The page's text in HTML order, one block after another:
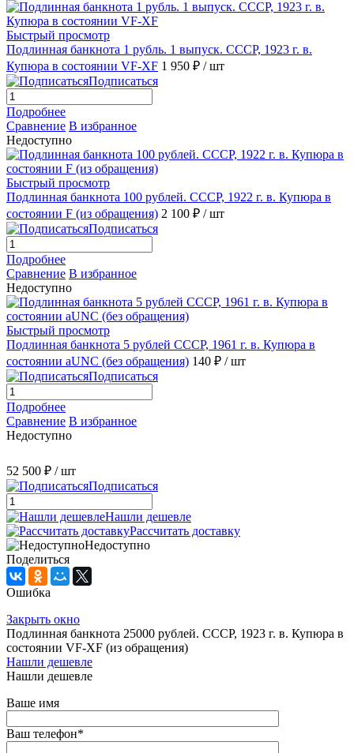
Быстрый просмотр
Подлинная банкнота 1 рубль. 1 выпуск. СССР, 1923 г. в.
Купюра в состоянии VF-XF 1 950 ₽ / шт
Подписаться
Подробнее
Сравнение В избранное
Недоступно
Быстрый просмотр
Подлинная банкнота 100 рублей. СССР, 1922 г. в. Купюра в
состоянии F (из обращения) 2 100 ₽ / шт
Подписаться
Подробнее
Сравнение В избранное
Недоступно
Быстрый просмотр
Подлинная банкнота 5 рублей СССР, 1961 г. в. Купюра в
состоянии aUNC (без обращения) 140 ₽ / шт
Подписаться
Подробнее
Сравнение В избранное
Недоступно
52 500 ₽ / шт
Подписаться
Нашли дешевле
Рассчитать доставку
Недоступно
Поделиться
Ошибка
Закрыть окно
Подлинная банкнота 25000 рублей. СССР, 1923 г. в. Купюра в
состоянии VF-XF (из обращения)
Нашли дешевле
Нашли дешевле
Ваше имя
Ваш телефон*